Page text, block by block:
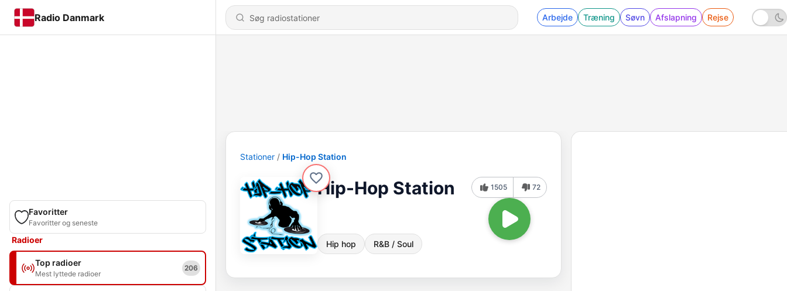
Radio Danmark Arbejde Træning Søvn Afslapning Rejse
Favoritter
Favoritter og seneste
Radioer
Top radioer
Mest lyttede radioer
206
Stationer Hip-Hop Station
Hip-Hop Station
Hip hop R&B / Soul
1505 72